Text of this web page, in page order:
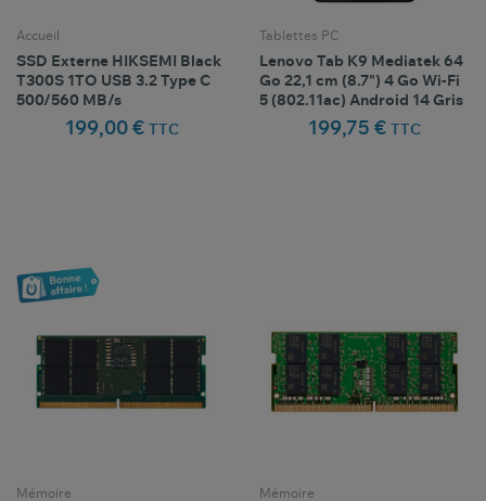
Accueil
SSD Externe HIKSEMI Black
T300S 1TO USB 3.2 Type C
500/560 MB/s
199,00 € TTC
Tablettes PC
Lenovo Tab K9 Mediatek 64
Go 22,1 cm (8.7") 4 Go Wi-Fi
5 (802.11ac) Android 14 Gris
199,75 € TTC
Mémoire Mémoire